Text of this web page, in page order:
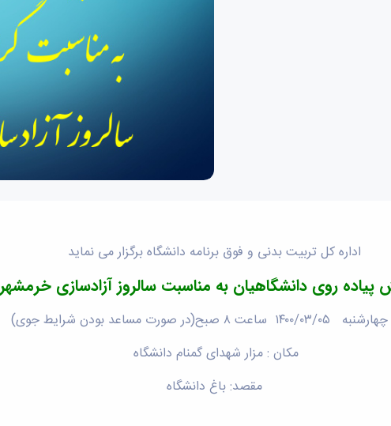
اداره کل تربیت بدنی و فوق برنامه دانشگاه برگزار می نماید
پیاده روی دانشگاهیان به مناسبت سالروز آزادسازی خرمشهر
ساعت ۸ صبح(در صورت مساعد بودن شرایط جوی)
مکان : مزار شهدای گمنام دانشگاه
مقصد: باغ دانشگاه